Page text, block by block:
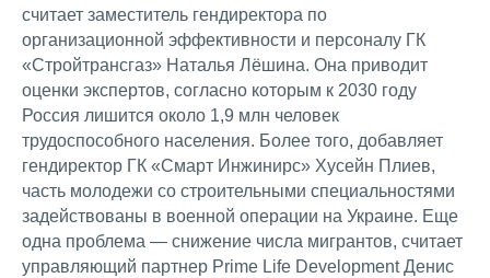
считает заместитель гендиректора по
организационной эффективности и персоналу ГК
«Стройтрансгаз» Наталья Лёшина. Она приводит
оценки экспертов, согласно которым к 2030 году
Россия лишится около 1,9 млн человек
трудоспособного населения. Более того, добавляет
гендиректор ГК «Смарт Инжинирс» Хусейн Плиев,
часть молодежи со строительными специальностями
задействованы в военной операции на Украине. Еще
одна проблема — снижение числа мигрантов, считает
управляющий партнер Prime Life Development Денис